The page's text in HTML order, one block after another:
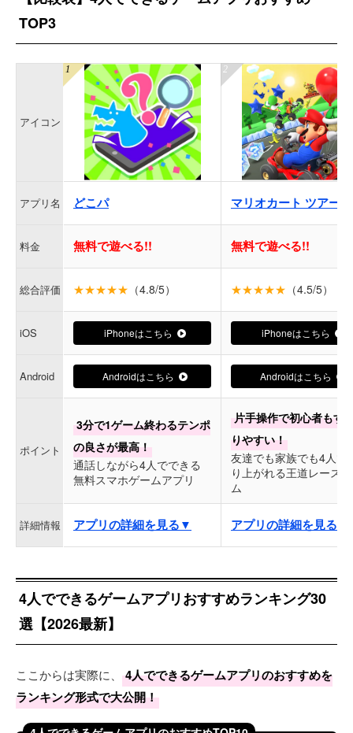
TOP3
アイコン
アプリ名 どこパ マリオカート ツアー
料金 無料で遊べる!! 無料で遊べる!!
総合評価 ★★★★★ （4.8/5） ★★★★★ （4.5/5）
iOS iPhoneはこちら iPhoneはこちら
Android Androidはこちら Androidはこちら
ポイント
3分で1ゲーム終わるテンポ
の良さが最高！
通話しながら4人でできる
無料スマホゲームアプリ
片手操作で初心者もす
りやすい！
友達でも家族でも4人で
り上がれる王道レース
ム
詳細情報 アプリの詳細を見る▼ アプリの詳細を見る▼
4人でできるゲームアプリおすすめランキング30
選【2026最新】
ここからは実際に、
4人でできるゲームアプリのおすすめを
ランキング形式で大公開！